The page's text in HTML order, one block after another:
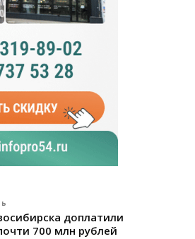
доплатили
700 млн рублей